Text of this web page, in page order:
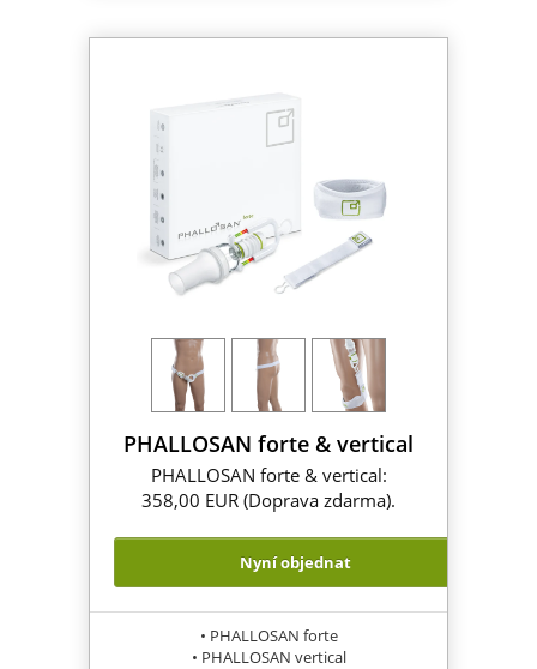
PHALLOSAN forte & vertical
PHALLOSAN forte & vertical:
358,00 EUR (Doprava zdarma).
Nyní objednat
• PHALLOSAN forte
• PHALLOSAN vertical